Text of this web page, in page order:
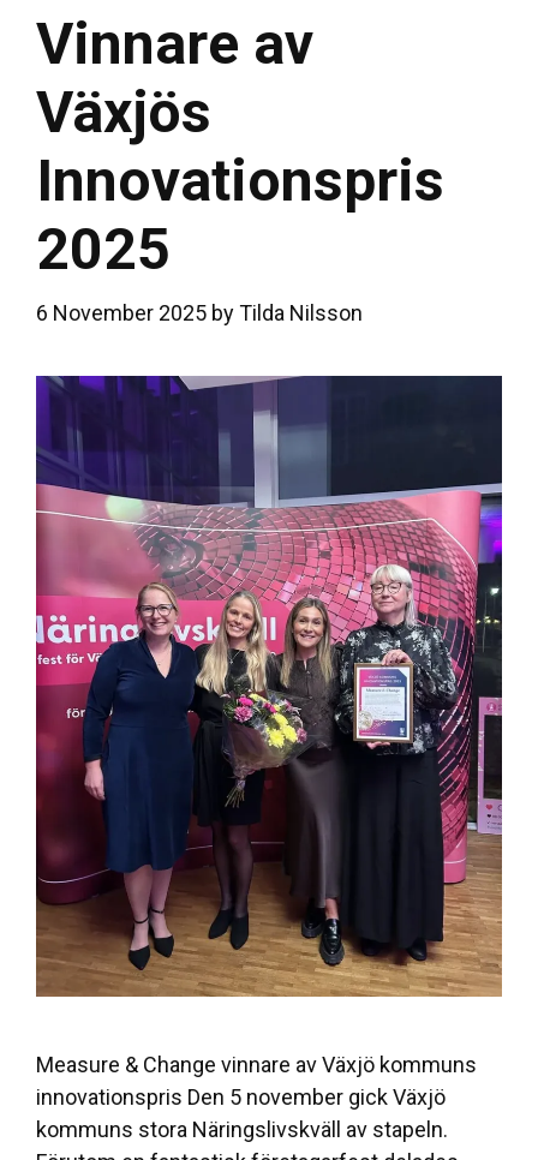
Vinnare av
Växjös
Innovationspris
2025
6 November 2025 byTilda Nilsson
Measure & Change vinnare av Växjö kommuns
innovationspris Den 5 november gick Växjö
kommuns stora Näringslivskväll av stapeln.